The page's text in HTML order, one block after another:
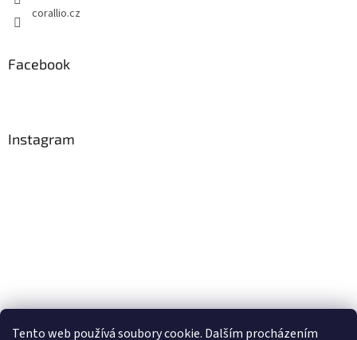
Tento web používá soubory cookie. Dalším procházením
corallio.cz
Facebook
Instagram